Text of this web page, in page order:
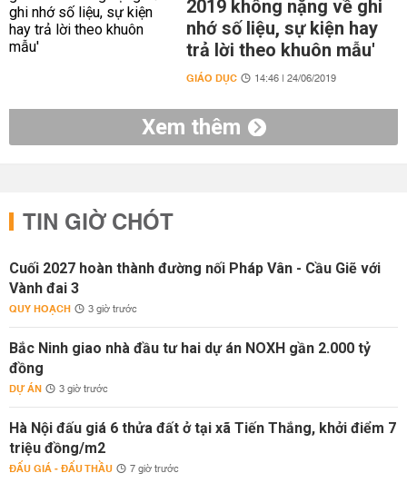
2019 không nặng về ghi
nhớ số liệu, sự kiện hay
trả lời theo khuôn mẫu'
GIÁO DỤC 14:46 | 24/06/2019
Xem thêm
TIN GIỜ CHÓT
Cuối 2027 hoàn thành đường nối Pháp Vân - Cầu Giẽ với
Vành đai 3
QUY HOẠCH 3 giờ trước
Bắc Ninh giao nhà đầu tư hai dự án NOXH gần 2.000 tỷ
đồng
DỰ ÁN 3 giờ trước
Hà Nội đấu giá 6 thửa đất ở tại xã Tiến Thắng, khởi điểm 7
triệu đồng/m2
ĐẤU GIÁ - ĐẤU THẦU 7 giờ trước